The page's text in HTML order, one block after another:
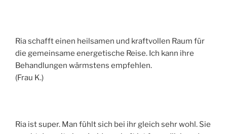
Ria schafft einen heilsamen und kraftvollen Raum für
die gemeinsame energetische Reise. Ich kann ihre
Behandlungen wärmstens empfehlen.
(Frau K.)
Ria ist super. Man fühlt sich bei ihr gleich sehr wohl. Sie